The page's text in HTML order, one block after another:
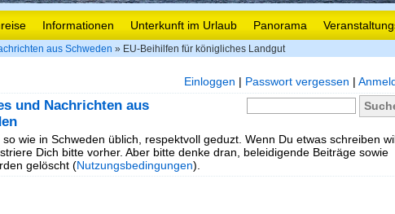
Informationen Unterkunft im Urlaub Panorama
aus Schweden » EU-Beihilfen für königliches Landgut
Einloggen | Passwort vergessen |
und Nachrichten aus
so wie in Schweden üblich, respektvoll geduzt. Wenn Du etwas schreiben
Dich bitte vorher. Aber bitte denke dran, beleidigende Beiträge sowie
gelöscht (Nutzungsbedingungen).